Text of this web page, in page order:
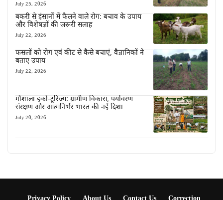
July 25, 2026
बकरी से इंसानों में फैलने वाले रोग: बचाव के उपाय
और विशेषज्ञों की जरूरी सलाह
July 22, 2026
फसलों को रोग एवं कीट से कैसे बचाएं, वैज्ञानिकों ने
बताए उपाय
July 22, 2026
गौशाला इको-टूरिज्म: ग्रामीण विकास, पर्यावरण
संरक्षण और आत्मनिर्भर भारत की नई दिशा
July 20, 2026